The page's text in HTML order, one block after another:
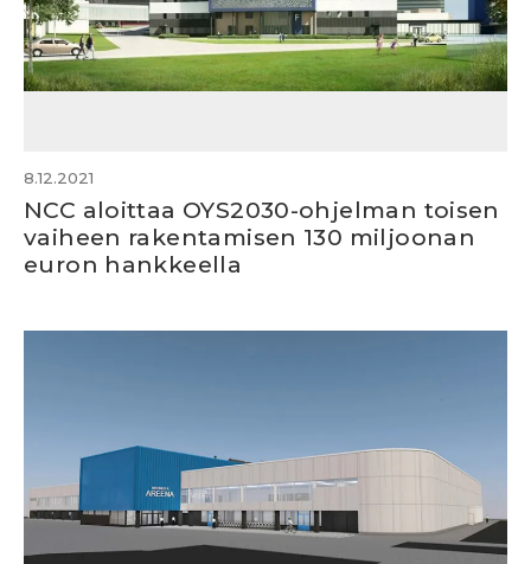
8.12.2021
NCC aloittaa OYS2030-ohjelman toisen
vaiheen rakentamisen 130 miljoonan
euron hankkeella